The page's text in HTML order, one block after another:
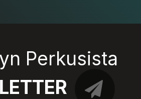
Perkusista